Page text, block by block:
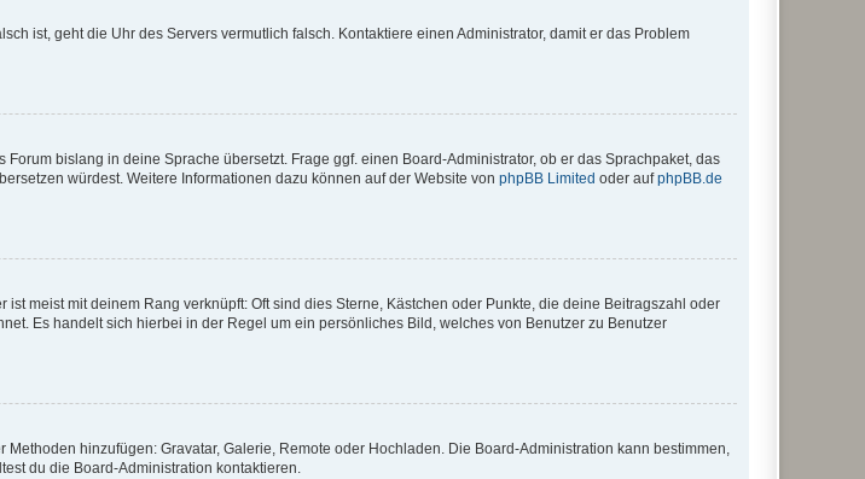
ist, geht die Uhr des Servers vermutlich falsch. Kontaktiere einen Administrator, damit er das Problem
bislang in deine Sprache übersetzt. Frage ggf. einen Board-Administrator, ob er das Sprachpaket, das
würdest. Weitere Informationen dazu können auf der Website von phpBB Limited oder aufphpBB.de
meist mit deinem Rang verknüpft: Oft sind dies Sterne, Kästchen oder Punkte, die deine Beitragszahl oder
Es handelt sich hierbei in der Regel um ein persönliches Bild, welches von Benutzer zu Benutzer
hinzufügen: Gravatar, Galerie, Remote oder Hochladen. Die Board-Administration kann bestimmen,
du die Board-Administration kontaktieren.